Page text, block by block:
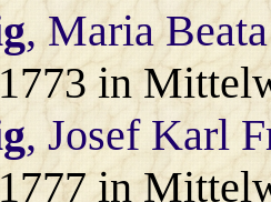
, Maria
in
, Josef Karl
in